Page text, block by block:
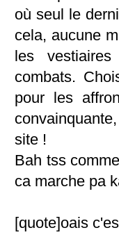
où seul le
cela, aucune
les
combats.
pour les
site !
Bah tss
ca marche pa
[quote]oais